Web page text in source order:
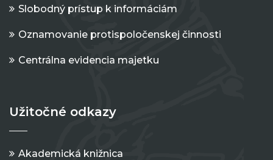
Slobodný prístup k informáciám
Oznamovanie protispoločenskej činnosti
Centrálna evidencia majetku
Užitočné odkazy
Akademická knižnica